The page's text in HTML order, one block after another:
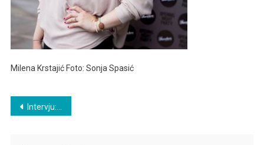
Milena Krstajić Foto: Sonja Spasić
Post
Intervju: Milena Krstajić